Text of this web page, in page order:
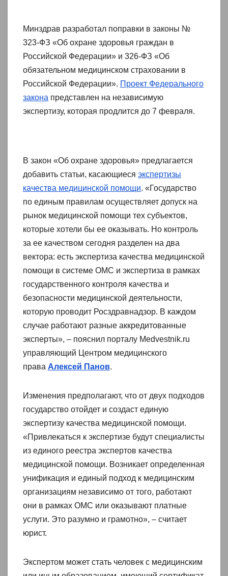
Минздрав разработал поправки в законы №
323-ФЗ «Об охране здоровья граждан в
Российской Федерации» и 326-ФЗ «Об
обязательном медицинском страховании в
Российской Федерации». Проект Федерального
закона представлен на независимую
экспертизу, которая продлится до 7 февраля.
В закон «Об охране здоровья» предлагается
добавить статьи, касающиеся экспертизы
качества медицинской помощи. «Государство
по единым правилам осуществляет допуск на
рынок медицинской помощи тех субъектов,
которые хотели бы ее оказывать. Но контроль
за ее качеством сегодня разделен на два
вектора: есть экспертиза качества медицинской
помощи в системе ОМС и экспертиза в рамках
государственного контроля качества и
безопасности медицинской деятельности,
которую проводит Росздравнадзор. В каждом
случае работают разные аккредитованные
эксперты», – пояснил порталу Medvestnik.ru
управляющий Центром медицинского
права Алексей Панов.
Изменения предполагают, что от двух подходов
государство отойдет и создаст единую
экспертизу качества медицинской помощи.
«Привлекаться к экспертизе будут специалисты
из единого реестра экспертов качества
медицинской помощи. Возникает определенная
унификация и единый подход к медицинским
организациям независимо от того, работают
они в рамках ОМС или оказывают платные
услуги. Это разумно и грамотно», – считает
юрист.
Экспертом может стать человек с медицинским